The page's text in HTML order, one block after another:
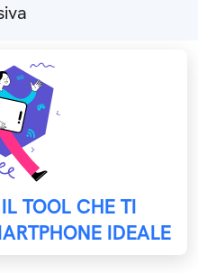
TOOL CHE TI
IDEALE